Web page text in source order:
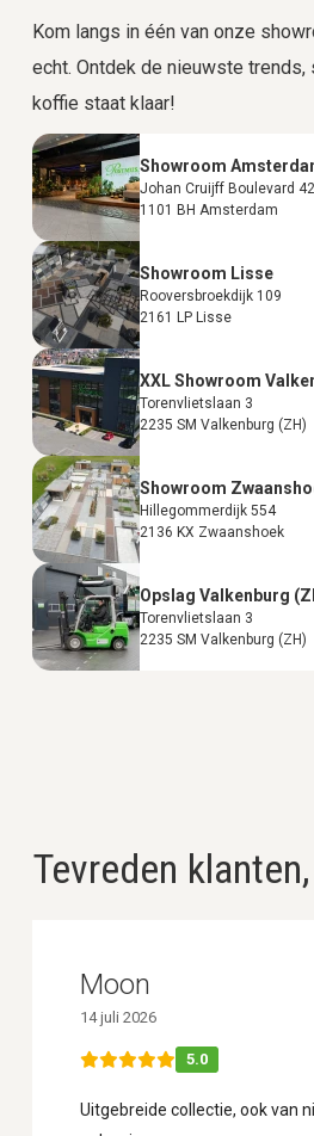
Kom langs in één van onze
echt. Ontdek de nieuwste
koffie staat klaar!
Showroom
Johan Cruijff Boulevard 42
1101 BH Amsterdam
Showroom Lisse
Rooversbroekdijk 109
2161 LP Lisse
XXL Showroom
Torenvlietslaan 3
2235 SM Valkenburg (ZH)
Showroom
Hillegommerdijk 554
2136 KX Zwaanshoek
Opslag Valkenburg
Torenvlietslaan 3
2235 SM Valkenburg (ZH)
Tevreden
Moon
14 juli 2026
5.0
Uitgebreide collectie, ook van